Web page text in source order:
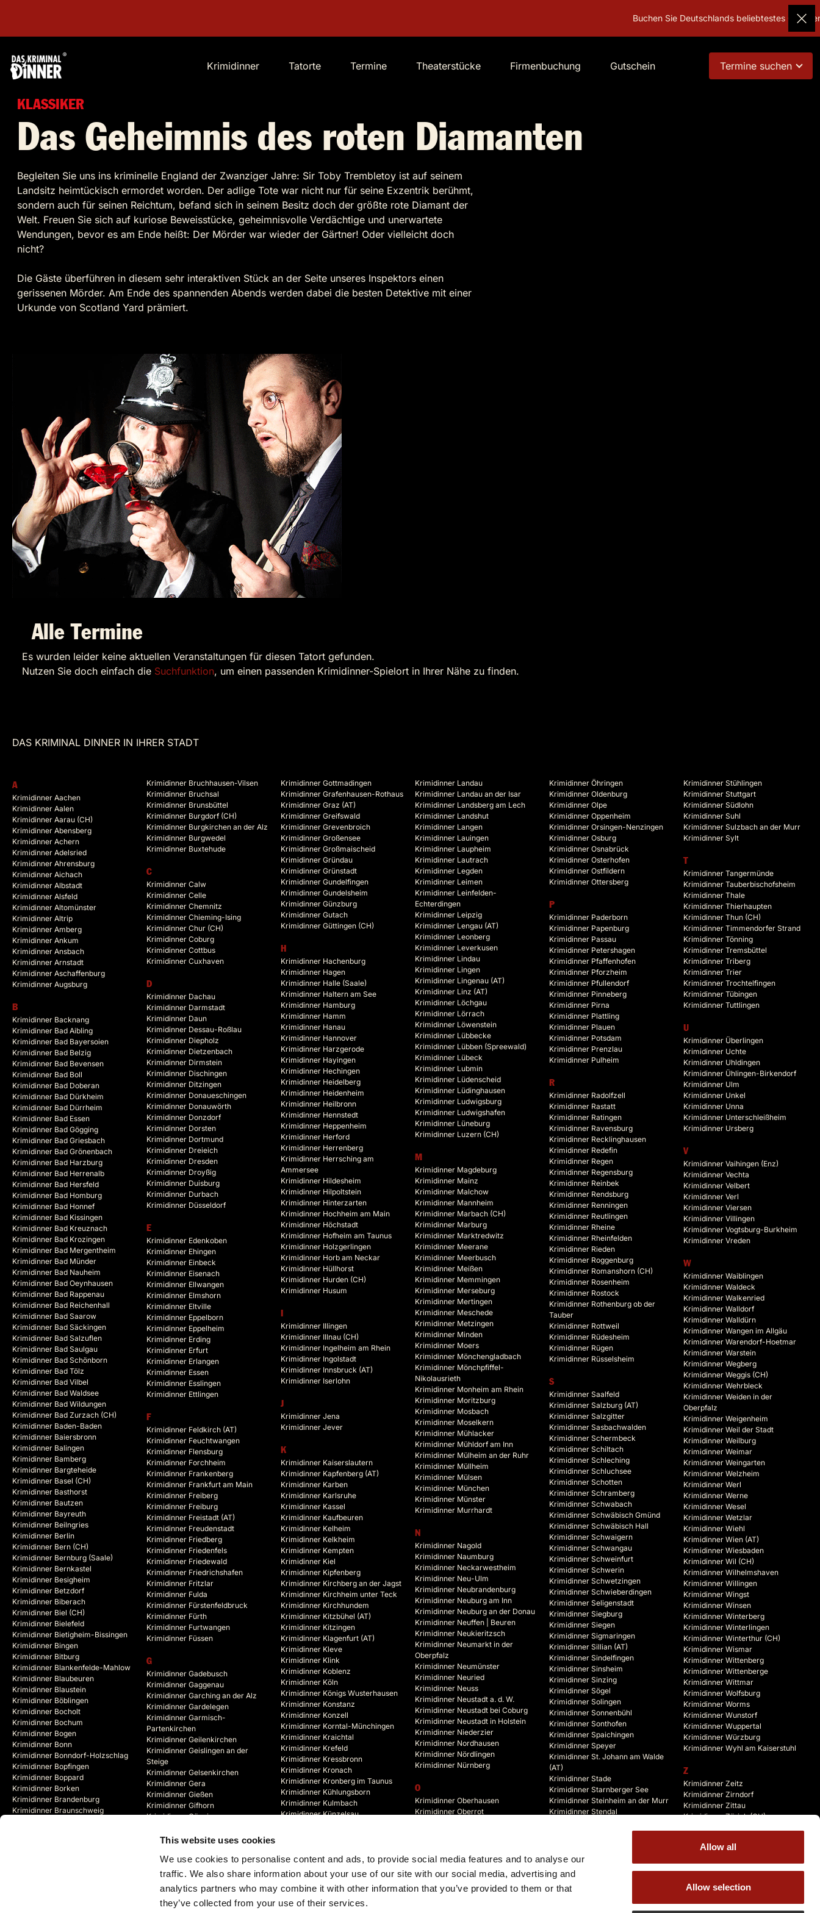
This website uses cookies
We use cookies to personalise content and ads, to provide social media features and to analyse our
traffic. We also share information about your use of our site with our social media, advertising and
analytics partners who may combine it with other information that you’ve provided to them or that
they’ve collected from your use of their services.
Allow all
Allow selection
Buchen Sie Deutschlands beliebtestes Geschenk!
Krimidinner Tatorte Termine Theaterstücke Firmenbuchung Gutschein Termine suchen
KLASSIKER
Das Geheimnis des roten Diamanten
Begleiten Sie uns ins kriminelle England der Zwanziger Jahre: Sir Toby Trembletoy ist auf seinem
Landsitz heimtückisch ermordet worden. Der adlige Tote war nicht nur für seine Exzentrik berühmt,
sondern auch für seinen Reichtum, befand sich in seinem Besitz doch der größte rote Diamant der
Welt. Freuen Sie sich auf kuriose Beweisstücke, geheimnisvolle Verdächtige und unerwartete
Wendungen, bevor es am Ende heißt: Der Mörder war wieder der Gärtner! Oder vielleicht doch
nicht?
Die Gäste überführen in diesem sehr interaktiven Stück an der Seite unseres Inspektors einen
gerissenen Mörder. Am Ende des spannenden Abends werden dabei die besten Detektive mit einer
Urkunde von Scotland Yard prämiert.
Alle Termine
Es wurden leider keine aktuellen Veranstaltungen für diesen Tatort gefunden.
Nutzen Sie doch einfach die Suchfunktion, um einen passenden Krimidinner-Spielort in Ihrer Nähe zu finden.
DAS KRIMINAL DINNER IN IHRER STADT
A
Krimidinner Aachen
Krimidinner Aalen
Krimidinner Aarau (CH)
Krimidinner Abensberg
Krimidinner Achern
Krimidinner Adelsried
Krimidinner Ahrensburg
Krimidinner Aichach
Krimidinner Albstadt
Krimidinner Alsfeld
Krimidinner Altomünster
Krimidinner Altrip
Krimidinner Amberg
Krimidinner Ankum
Krimidinner Ansbach
Krimidinner Arnstadt
Krimidinner Aschaffenburg
Krimidinner Augsburg
B
Krimidinner Backnang
Krimidinner Bad Aibling
Krimidinner Bad Bayersoien
Krimidinner Bad Belzig
Krimidinner Bad Bevensen
Krimidinner Bad Boll
Krimidinner Bad Doberan
Krimidinner Bad Dürkheim
Krimidinner Bad Dürrheim
Krimidinner Bad Essen
Krimidinner Bad Gögging
Krimidinner Bad Griesbach
Krimidinner Bad Grönenbach
Krimidinner Bad Harzburg
Krimidinner Bad Herrenalb
Krimidinner Bad Hersfeld
Krimidinner Bad Homburg
Krimidinner Bad Honnef
Krimidinner Bad Kissingen
Krimidinner Bad Kreuznach
Krimidinner Bad Krozingen
Krimidinner Bad Mergentheim
Krimidinner Bad Münder
Krimidinner Bad Nauheim
Krimidinner Bad Oeynhausen
Krimidinner Bad Rappenau
Krimidinner Bad Reichenhall
Krimidinner Bad Saarow
Krimidinner Bad Säckingen
Krimidinner Bad Salzuflen
Krimidinner Bad Saulgau
Krimidinner Bad Schönborn
Krimidinner Bad Tölz
Krimidinner Bad Vilbel
Krimidinner Bad Waldsee
Krimidinner Bad Wildungen
Krimidinner Bad Zurzach (CH)
Krimidinner Baden-Baden
Krimidinner Baiersbronn
Krimidinner Balingen
Krimidinner Bamberg
Krimidinner Bargteheide
Krimidinner Basel (CH)
Krimidinner Basthorst
Krimidinner Bautzen
Krimidinner Bayreuth
Krimidinner Beilngries
Krimidinner Berlin
Krimidinner Bern (CH)
Krimidinner Bernburg (Saale)
Krimidinner Bernkastel
Krimidinner Besigheim
Krimidinner Betzdorf
Krimidinner Biberach
Krimidinner Biel (CH)
Krimidinner Bielefeld
Krimidinner Bietigheim-Bissingen
Krimidinner Bingen
Krimidinner Bitburg
Krimidinner Blankenfelde-Mahlow
Krimidinner Blaubeuren
Krimidinner Blaustein
Krimidinner Böblingen
Krimidinner Bocholt
Krimidinner Bochum
Krimidinner Bogen
Krimidinner Bonn
Krimidinner Bonndorf-Holzschlag
Krimidinner Bopfingen
Krimidinner Boppard
Krimidinner Borken
Krimidinner Brandenburg
Krimidinner Braunschweig
Krimidinner Bruchhausen-Vilsen
Krimidinner Bruchsal
Krimidinner Brunsbüttel
Krimidinner Burgdorf (CH)
Krimidinner Burgkirchen an der Alz
Krimidinner Burgwedel
Krimidinner Buxtehude
C
Krimidinner Calw
Krimidinner Celle
Krimidinner Chemnitz
Krimidinner Chieming-Ising
Krimidinner Chur (CH)
Krimidinner Coburg
Krimidinner Cottbus
Krimidinner Cuxhaven
D
Krimidinner Dachau
Krimidinner Darmstadt
Krimidinner Daun
Krimidinner Dessau-Roßlau
Krimidinner Diepholz
Krimidinner Dietzenbach
Krimidinner Dirmstein
Krimidinner Dischingen
Krimidinner Ditzingen
Krimidinner Donaueschingen
Krimidinner Donauwörth
Krimidinner Donzdorf
Krimidinner Dorsten
Krimidinner Dortmund
Krimidinner Dreieich
Krimidinner Dresden
Krimidinner Droyßig
Krimidinner Duisburg
Krimidinner Durbach
Krimidinner Düsseldorf
E
Krimidinner Edenkoben
Krimidinner Ehingen
Krimidinner Einbeck
Krimidinner Eisenach
Krimidinner Ellwangen
Krimidinner Elmshorn
Krimidinner Eltville
Krimidinner Eppelborn
Krimidinner Eppelheim
Krimidinner Erding
Krimidinner Erfurt
Krimidinner Erlangen
Krimidinner Essen
Krimidinner Esslingen
Krimidinner Ettlingen
F
Krimidinner Feldkirch (AT)
Krimidinner Feuchtwangen
Krimidinner Flensburg
Krimidinner Forchheim
Krimidinner Frankenberg
Krimidinner Frankfurt am Main
Krimidinner Freiberg
Krimidinner Freiburg
Krimidinner Freistadt (AT)
Krimidinner Freudenstadt
Krimidinner Friedberg
Krimidinner Friedenfels
Krimidinner Friedewald
Krimidinner Friedrichshafen
Krimidinner Fritzlar
Krimidinner Fulda
Krimidinner Fürstenfeldbruck
Krimidinner Fürth
Krimidinner Furtwangen
Krimidinner Füssen
G
Krimidinner Gadebusch
Krimidinner Gaggenau
Krimidinner Garching an der Alz
Krimidinner Gardelegen
Krimidinner Garmisch-
Partenkirchen
Krimidinner Geilenkirchen
Krimidinner Geislingen an der
Steige
Krimidinner Gelsenkirchen
Krimidinner Gera
Krimidinner Gießen
Krimidinner Gifhorn
Krimidinner Göppingen
Krimidinner Goslar
Krimidinner Göttingen
Krimidinner Gottmadingen
Krimidinner Grafenhausen-Rothaus
Krimidinner Graz (AT)
Krimidinner Greifswald
Krimidinner Grevenbroich
Krimidinner Großensee
Krimidinner Großmaischeid
Krimidinner Gründau
Krimidinner Grünstadt
Krimidinner Gundelfingen
Krimidinner Gundelsheim
Krimidinner Günzburg
Krimidinner Gutach
Krimidinner Güttingen (CH)
H
Krimidinner Hachenburg
Krimidinner Hagen
Krimidinner Halle (Saale)
Krimidinner Haltern am See
Krimidinner Hamburg
Krimidinner Hamm
Krimidinner Hanau
Krimidinner Hannover
Krimidinner Harzgerode
Krimidinner Hayingen
Krimidinner Hechingen
Krimidinner Heidelberg
Krimidinner Heidenheim
Krimidinner Heilbronn
Krimidinner Hennstedt
Krimidinner Heppenheim
Krimidinner Herford
Krimidinner Herrenberg
Krimidinner Herrsching am
Ammersee
Krimidinner Hildesheim
Krimidinner Hilpoltstein
Krimidinner Hinterzarten
Krimidinner Hochheim am Main
Krimidinner Höchstadt
Krimidinner Hofheim am Taunus
Krimidinner Holzgerlingen
Krimidinner Horb am Neckar
Krimidinner Hüllhorst
Krimidinner Hurden (CH)
Krimidinner Husum
Krimidinner Illingen
Krimidinner Illnau (CH)
Krimidinner Ingelheim am Rhein
Krimidinner Ingolstadt
Krimidinner Innsbruck (AT)
Krimidinner Iserlohn
J
Krimidinner Jena
Krimidinner Jever
K
Krimidinner Kaiserslautern
Krimidinner Kapfenberg (AT)
Krimidinner Karben
Krimidinner Karlsruhe
Krimidinner Kassel
Krimidinner Kaufbeuren
Krimidinner Kelheim
Krimidinner Kelkheim
Krimidinner Kempten
Krimidinner Kiel
Krimidinner Kipfenberg
Krimidinner Kirchberg an der Jagst
Krimidinner Kirchheim unter Teck
Krimidinner Kirchhundem
Krimidinner Kitzbühel (AT)
Krimidinner Kitzingen
Krimidinner Klagenfurt (AT)
Krimidinner Kleve
Krimidinner Klink
Krimidinner Koblenz
Krimidinner Köln
Krimidinner Königs Wusterhausen
Krimidinner Konstanz
Krimidinner Konzell
Krimidinner Korntal-Münchingen
Krimidinner Kraichtal
Krimidinner Krefeld
Krimidinner Kressbronn
Krimidinner Kronach
Krimidinner Kronberg im Taunus
Krimidinner Kühlungsborn
Krimidinner Kulmbach
Krimidinner Künzelsau
Krimidinner Lahr
Krimidinner Landau
Krimidinner Landau an der Isar
Krimidinner Landsberg am Lech
Krimidinner Landshut
Krimidinner Langen
Krimidinner Lauingen
Krimidinner Laupheim
Krimidinner Lautrach
Krimidinner Legden
Krimidinner Leimen
Krimidinner Leinfelden-
Echterdingen
Krimidinner Leipzig
Krimidinner Lengau (AT)
Krimidinner Leonberg
Krimidinner Leverkusen
Krimidinner Lindau
Krimidinner Lingen
Krimidinner Lingenau (AT)
Krimidinner Linz (AT)
Krimidinner Löchgau
Krimidinner Lörrach
Krimidinner Löwenstein
Krimidinner Lübbecke
Krimidinner Lübben (Spreewald)
Krimidinner Lübeck
Krimidinner Lubmin
Krimidinner Lüdenscheid
Krimidinner Lüdinghausen
Krimidinner Ludwigsburg
Krimidinner Ludwigshafen
Krimidinner Lüneburg
Krimidinner Luzern (CH)
M
Krimidinner Magdeburg
Krimidinner Mainz
Krimidinner Malchow
Krimidinner Mannheim
Krimidinner Marbach (CH)
Krimidinner Marburg
Krimidinner Marktredwitz
Krimidinner Meerane
Krimidinner Meerbusch
Krimidinner Meißen
Krimidinner Memmingen
Krimidinner Merseburg
Krimidinner Mertingen
Krimidinner Meschede
Krimidinner Metzingen
Krimidinner Minden
Krimidinner Moers
Krimidinner Mönchengladbach
Krimidinner Mönchpfiffel-
Nikolausrieth
Krimidinner Monheim am Rhein
Krimidinner Moritzburg
Krimidinner Mosbach
Krimidinner Moselkern
Krimidinner Mühlacker
Krimidinner Mühldorf am Inn
Krimidinner Mülheim an der Ruhr
Krimidinner Müllheim
Krimidinner Mülsen
Krimidinner München
Krimidinner Münster
Krimidinner Murrhardt
N
Krimidinner Nagold
Krimidinner Naumburg
Krimidinner Neckarwestheim
Krimidinner Neu-Ulm
Krimidinner Neubrandenburg
Krimidinner Neuburg am Inn
Krimidinner Neuburg an der Donau
Krimidinner Neuffen | Beuren
Krimidinner Neukieritzsch
Krimidinner Neumarkt in der
Oberpfalz
Krimidinner Neumünster
Krimidinner Neuried
Krimidinner Neuss
Krimidinner Neustadt a. d. W.
Krimidinner Neustadt bei Coburg
Krimidinner Neustadt in Holstein
Krimidinner Niederzier
Krimidinner Nordhausen
Krimidinner Nördlingen
Krimidinner Nürnberg
O
Krimidinner Oberhausen
Krimidinner Oberrot
Krimidinner Offenbach
Krimidinner Öhringen
Krimidinner Oldenburg
Krimidinner Olpe
Krimidinner Oppenheim
Krimidinner Orsingen-Nenzingen
Krimidinner Osburg
Krimidinner Osnabrück
Krimidinner Osterhofen
Krimidinner Ostfildern
Krimidinner Ottersberg
P
Krimidinner Paderborn
Krimidinner Papenburg
Krimidinner Passau
Krimidinner Petershagen
Krimidinner Pfaffenhofen
Krimidinner Pforzheim
Krimidinner Pfullendorf
Krimidinner Pinneberg
Krimidinner Pirna
Krimidinner Plattling
Krimidinner Plauen
Krimidinner Potsdam
Krimidinner Prenzlau
Krimidinner Pulheim
R
Krimidinner Radolfzell
Krimidinner Rastatt
Krimidinner Ratingen
Krimidinner Ravensburg
Krimidinner Recklinghausen
Krimidinner Redefin
Krimidinner Regen
Krimidinner Regensburg
Krimidinner Reinbek
Krimidinner Rendsburg
Krimidinner Renningen
Krimidinner Reutlingen
Krimidinner Rheine
Krimidinner Rheinfelden
Krimidinner Rieden
Krimidinner Roggenburg
Krimidinner Romanshorn (CH)
Krimidinner Rosenheim
Krimidinner Rostock
Krimidinner Rothenburg ob der
Tauber
Krimidinner Rottweil
Krimidinner Rüdesheim
Krimidinner Rügen
Krimidinner Rüsselsheim
S
Krimidinner Saalfeld
Krimidinner Salzburg (AT)
Krimidinner Salzgitter
Krimidinner Sasbachwalden
Krimidinner Schermbeck
Krimidinner Schiltach
Krimidinner Schleching
Krimidinner Schluchsee
Krimidinner Schotten
Krimidinner Schramberg
Krimidinner Schwabach
Krimidinner Schwäbisch Gmünd
Krimidinner Schwäbisch Hall
Krimidinner Schwaigern
Krimidinner Schwangau
Krimidinner Schweinfurt
Krimidinner Schwerin
Krimidinner Schwetzingen
Krimidinner Schwieberdingen
Krimidinner Seligenstadt
Krimidinner Siegburg
Krimidinner Siegen
Krimidinner Sigmaringen
Krimidinner Sillian (AT)
Krimidinner Sindelfingen
Krimidinner Sinsheim
Krimidinner Sinzing
Krimidinner Sögel
Krimidinner Solingen
Krimidinner Sonnenbühl
Krimidinner Sonthofen
Krimidinner Spaichingen
Krimidinner Speyer
Krimidinner St. Johann am Walde
(AT)
Krimidinner Stade
Krimidinner Starnberger See
Krimidinner Steinheim an der Murr
Krimidinner Stendal
Krimidinner Storkow (Mark)
Krimidinner Stralsund
Krimidinner Straubing
Krimidinner Stühlingen
Krimidinner Stuttgart
Krimidinner Südlohn
Krimidinner Suhl
Krimidinner Sulzbach an der Murr
Krimidinner Sylt
T
Krimidinner Tangermünde
Krimidinner Tauberbischofsheim
Krimidinner Thale
Krimidinner Thierhaupten
Krimidinner Thun (CH)
Krimidinner Timmendorfer Strand
Krimidinner Tönning
Krimidinner Tremsbüttel
Krimidinner Triberg
Krimidinner Trier
Krimidinner Trochtelfingen
Krimidinner Tübingen
Krimidinner Tuttlingen
U
Krimidinner Überlingen
Krimidinner Uchte
Krimidinner Uhldingen
Krimidinner Ühlingen-Birkendorf
Krimidinner Ulm
Krimidinner Unkel
Krimidinner Unna
Krimidinner Unterschleißheim
Krimidinner Ursberg
V
Krimidinner Vaihingen (Enz)
Krimidinner Vechta
Krimidinner Velbert
Krimidinner Verl
Krimidinner Viersen
Krimidinner Villingen
Krimidinner Vogtsburg-Burkheim
Krimidinner Vreden
W
Krimidinner Waiblingen
Krimidinner Waldeck
Krimidinner Walkenried
Krimidinner Walldorf
Krimidinner Walldürn
Krimidinner Wangen im Allgäu
Krimidinner Warendorf-Hoetmar
Krimidinner Warstein
Krimidinner Wegberg
Krimidinner Weggis (CH)
Krimidinner Wehrbleck
Krimidinner Weiden in der
Oberpfalz
Krimidinner Weigenheim
Krimidinner Weil der Stadt
Krimidinner Weilburg
Krimidinner Weimar
Krimidinner Weingarten
Krimidinner Welzheim
Krimidinner Werl
Krimidinner Werne
Krimidinner Wesel
Krimidinner Wetzlar
Krimidinner Wiehl
Krimidinner Wien (AT)
Krimidinner Wiesbaden
Krimidinner Wil (CH)
Krimidinner Wilhelmshaven
Krimidinner Willingen
Krimidinner Wingst
Krimidinner Winsen
Krimidinner Winterberg
Krimidinner Winterlingen
Krimidinner Winterthur (CH)
Krimidinner Wismar
Krimidinner Wittenberg
Krimidinner Wittenberge
Krimidinner Wittmar
Krimidinner Wolfsburg
Krimidinner Worms
Krimidinner Wunstorf
Krimidinner Wuppertal
Krimidinner Würzburg
Krimidinner Wyhl am Kaiserstuhl
Z
Krimidinner Zeitz
Krimidinner Zirndorf
Krimidinner Zittau
Krimidinner Zürich (CH)
Krimidinner Zwickau